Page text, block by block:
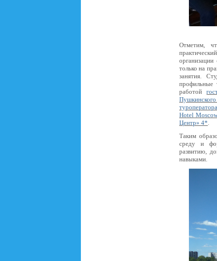
Отметим,
только на
занятия.
профильные
работой
Hotel
Центр» 4*.
Таким
среду и
развитию,
навыками.